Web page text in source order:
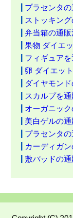
プラセンタ
ストッキン
弁当箱の通販
果物 ダイエ
フィギュア
卵 ダイエッ
ダイヤモン
スカルプを
オーガニック
美白ゲルの
プラセンタの
カーディガ
敷パッドの